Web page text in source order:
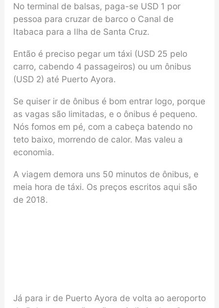
No terminal de balsas, paga-se USD 1 por
pessoa para cruzar de barco o Canal de
Itabaca para a Ilha de Santa Cruz.
Então é preciso pegar um táxi (USD 25 pelo
carro, cabendo 4 passageiros) ou um ônibus
(USD 2) até Puerto Ayora.
Se quiser ir de ônibus é bom entrar logo, porque
as vagas são limitadas, e o ônibus é pequeno.
Nós fomos em pé, com a cabeça batendo no
teto baixo, morrendo de calor. Mas valeu a
economia.
A viagem demora uns 50 minutos de ônibus, e
meia hora de táxi. Os preços escritos aqui são
de 2018.
Já para ir de Puerto Ayora de volta ao aeroporto